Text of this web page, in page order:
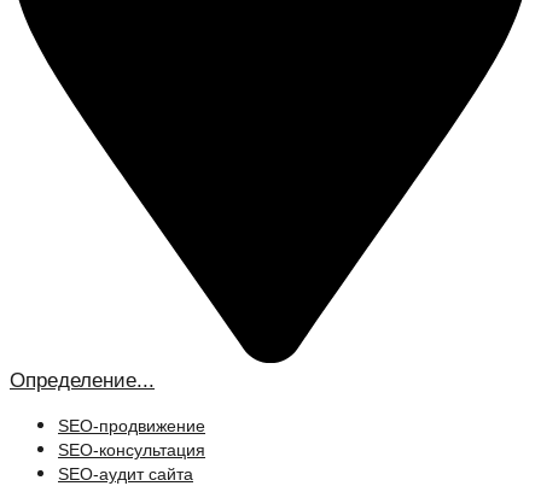
Определение...
SEO-продвижение
SEO-консультация
SEO-аудит сайта